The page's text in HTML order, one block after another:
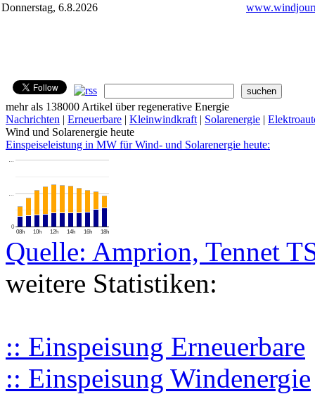
Donnerstag, 6.8.2026
mehr als 138000 Artikel über regenerative Energie
Nachrichten | Erneuerbare | Kleinwindkraft | Solarenergie |
Wind und Solarenergie heute
Einspeiseleistung in MW für Wind- und Solarenergie heute:
08h 10h 12h 14h 16h 18h
0
…
…
Quelle: Amprion, Tennet
weitere Statistiken:
:: Einspeisung Erneuerbare
:: Einspeisung Windenergie